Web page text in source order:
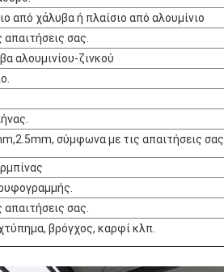
από χάλυβα ή πλαίσιο από αλουμίνιο
σας.
αλουμινίου-ζινκού
σύμφωνα με τις απαιτήσεις σας
σας.
βρόγχος, καρφί κλπ.